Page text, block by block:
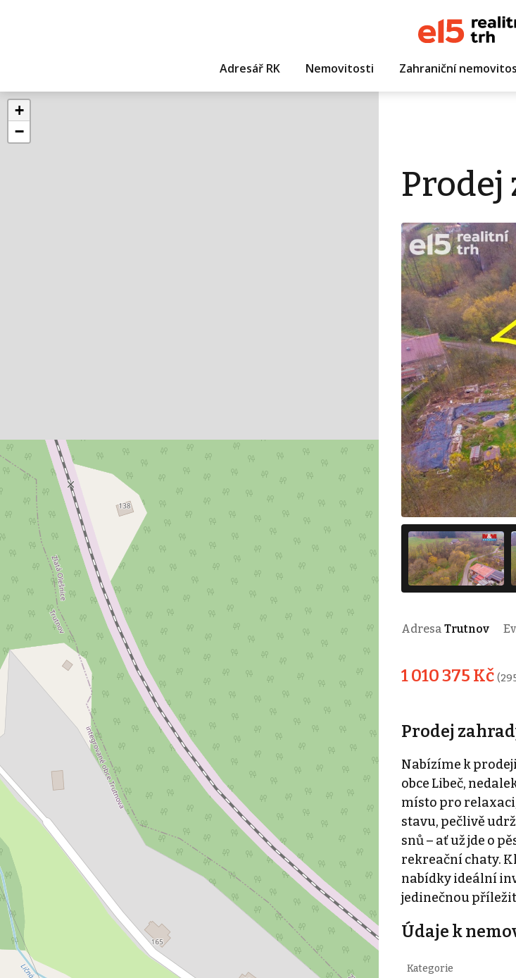
Adresář RK Nemovitosti Zahraniční
+
−
Prodej
Adresa Trutnov
1 010 375 Kč
Prodej
Nabízíme k
obce Libeč,
místo pro
stavu, pečlivě
snů – ať už jde o
rekreační chaty.
nabídky ideální
jedinečnou
Údaje k
Kategorie